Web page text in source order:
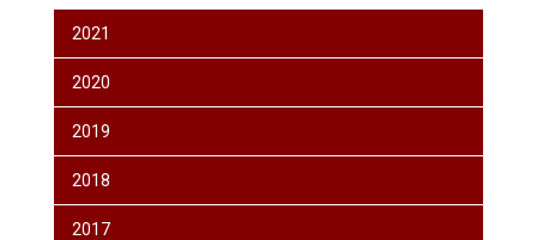
2021
2020
2019
2018
2017